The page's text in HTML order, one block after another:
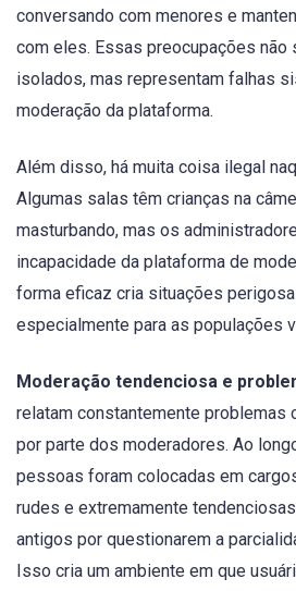
conversando com menores e
com eles. Essas preocupações não
isolados, mas representam falhas
moderação da plataforma.
Além disso, há muita coisa ilegal
Algumas salas têm crianças na
masturbando, mas os
incapacidade da plataforma de
forma eficaz cria situações
especialmente para as populações
Moderação tendenciosa e
relatam constantemente problemas
por parte dos moderadores. Ao
pessoas foram colocadas em
rudes e extremamente
antigos por questionarem a
Isso cria um ambiente em que